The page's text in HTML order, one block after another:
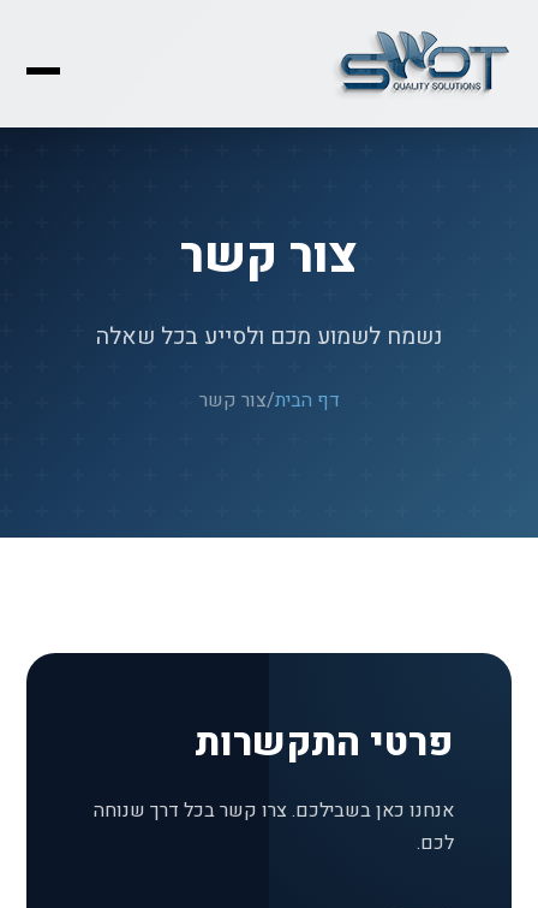
צור קשר
נשמח לשמוע מכם ולסייע בכל שאלה
דף הבית/צור קשר
פרטי התקשרות
אנחנו כאן בשבילכם. צרו קשר בכל דרך שנוחה
לכם.